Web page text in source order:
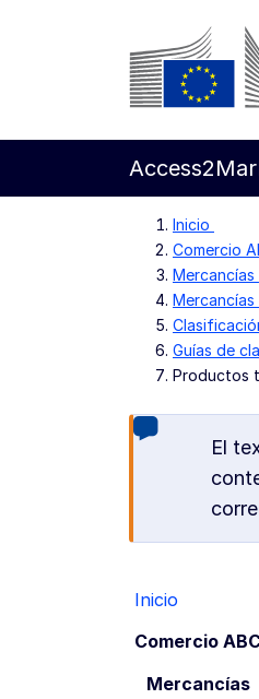
Ir al contenido
Inicio
Comercio
Mercancías
Guías de
Productos
El
Inicio
Comercio
Mercancías